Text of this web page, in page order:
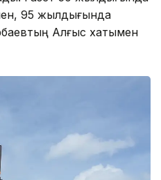
95 жылдығында
Алғыс хатымен